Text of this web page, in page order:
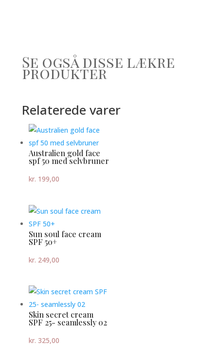
Se også disse lækre
produkter
Relaterede varer
Australien gold face
spf 50 med selvbruner
kr. 199,00
Sun soul face cream
SPF 50+
kr. 249,00
Skin secret cream
SPF 25- seamlessly 02
kr. 325,00